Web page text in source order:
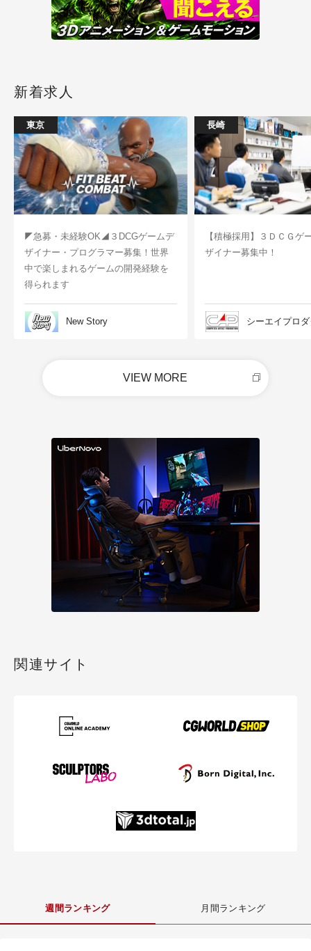
新着求人
東京
◤急募・未経験OK◢３DCGゲームデ
ザイナー・プログラマー募集！世界
中で楽しまれるゲームの開発経験を
得られます
New Story
長崎
【積極採用】３ＤＣＧゲ
ザイナー募集中！
シーエイプロ
VIEW MORE
関連サイト
週間ランキング 月間ランキング